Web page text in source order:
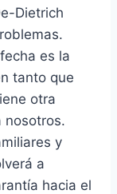
Dietrich
es la
tanto que
otra
nosotros.
y
a
hacia el